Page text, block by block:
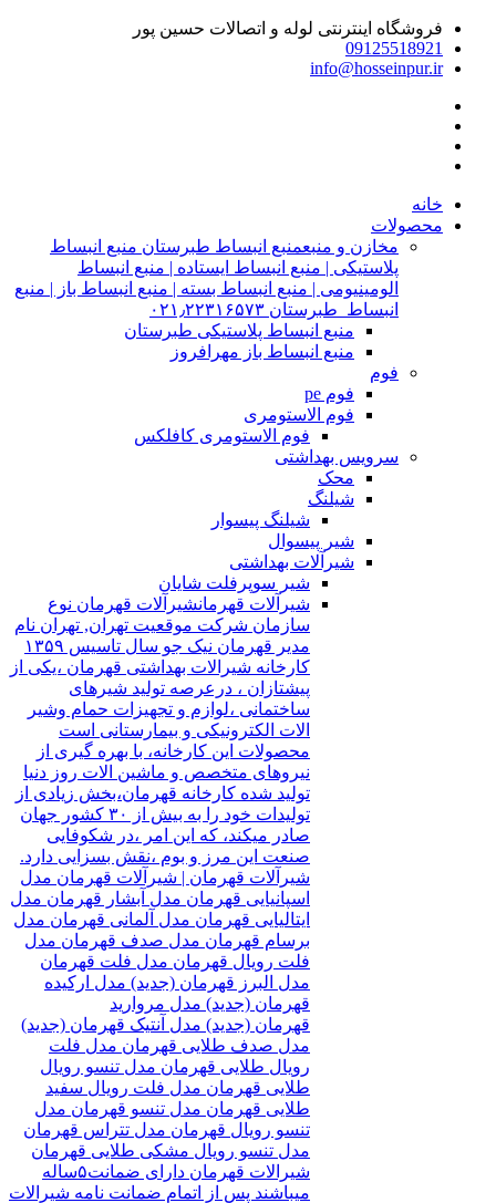
فروشگاه اینترنتی لوله و اتصالات حسین پور
09125518921
info@hosseinpur.ir
خانه
محصولات
مخازن و منبعمنبع انبساط طبرستان منبع انبساط
پلاستیکی | منبع انبساط ایستاده | منبع انبساط
الومینیومی | منبع انبساط بسته | منبع انبساط باز | منبع
انبساط طبرستان ۰۲۱٫۲۲۳۱۶۵۷۳
منبع انبساط پلاستیکی طبرستان
منبع انبساط باز مهرافروز
فوم
فوم pe
فوم الاستومری
فوم الاستومری کافلکس
سرویس بهداشتی
محک
شیلنگ
شیلنگ پیسوار
شیر پیسوال
شیرآلات بهداشتی
شیر سوپرفلت شایان
شیرآلات قهرمانشیرآلات قهرمان نوع
سازمان شرکت موقعیت تهران, تهران نام
مدیر قهرمان نیک جو سال تاسیس ۱۳۵۹
کارخانه شیرالات بهداشتی قهرمان ،یکی از
پیشتازان ، درعرصه تولید شیرهای
ساختمانی ،لوازم و تجهیزات حمام وشیر
الات الکترونیکی و بیمارستانی است
محصولات این کارخانه، با بهره گیری از
نیروهای متخصص و ماشین الات روز دنیا
تولید شده کارخانه قهرمان،بخش زیادی از
تولیدات خود را به بیش از ۳۰ کشور جهان
صادر میکند، که این امر ،در شکوفایی
صنعت این مرز و بوم ،نقش بسزایی دارد.
شیرآلات قهرمان | شیرآلات قهرمان مدل
اسپانیایی قهرمان مدل آبشار قهرمان مدل
ایتالیایی قهرمان مدل آلمانی قهرمان مدل
برسام قهرمان مدل صدف قهرمان مدل
فلت رویال قهرمان مدل فلت قهرمان
مدل البرز قهرمان (جدید) مدل ارکیده
قهرمان (جدید) مدل مروارید
قهرمان (جدید) مدل آنتیک قهرمان (جدید)
مدل صدف طلایی قهرمان مدل فلت
رویال طلایی قهرمان مدل تنسو رویال
طلایی قهرمان مدل فلت رویال سفید
طلایی قهرمان مدل تنسو قهرمان مدل
تنسو رویال قهرمان مدل تتراس قهرمان
مدل تنسو رویال مشکی طلایی قهرمان
شیرالات قهرمان دارای ضمانت۵ساله
میباشند پس از اتمام ضمانت نامه شیرالات